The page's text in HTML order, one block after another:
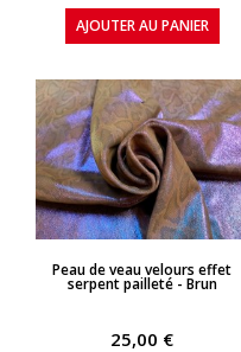
AJOUTER AU PANIER
APERÇU RAPIDE
Peau de veau velours effet
serpent pailleté - Brun
25,00 €